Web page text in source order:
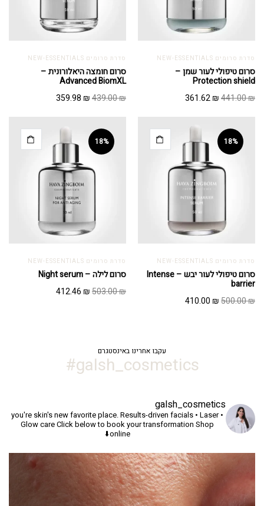
סדרת סרומים NEW-ESSENTIALS
סרום טיפולי לעור שמן –
Protection shield
441.00₪
המחיר
441.00 ₪.
361.62₪
המחיר
361.62 ₪.
סדרת סרומים NEW-ESSENTIALS
סרום חומצה היאלורונית –
Advanced BiomXL
439.00₪
המחיר
439.00 ₪.
359.98 ₪
המחיר
359.98 ₪.
18%
סדרת סרומים NEW-ESSENTIALS
סרום טיפולי לעור יבש – Intense
barrier
500.00₪
המחיר410.00 ₪
המחיר
18%
סדרת סרומים NEW-ESSENTIALS
סרום לילה – Night serum
503.00₪
המחיר412.46 ₪
המחיר
עקבו אחרינו באינסטגרם
galsh_cosmetics#
galsh_cosmetics
you're skin's new favorite place.Results-driven facials • Laser •
Glow careClick below to book your transformation Shop
online⬇️